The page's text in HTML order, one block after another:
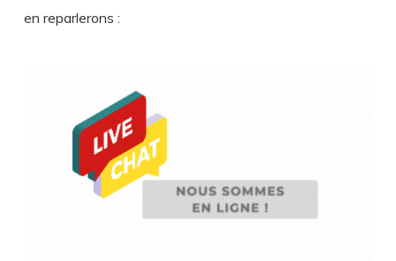
en reparlerons :